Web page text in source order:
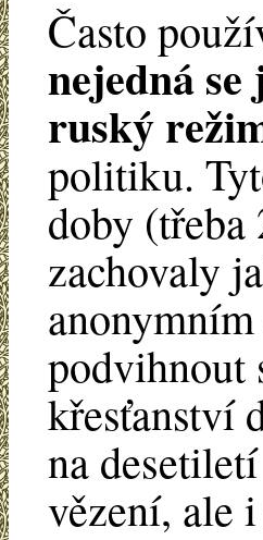
Často
nejedná
ruský
politiku.
doby (třeba
zachovaly
podvihnout
křesťanství
na
vězení, ale